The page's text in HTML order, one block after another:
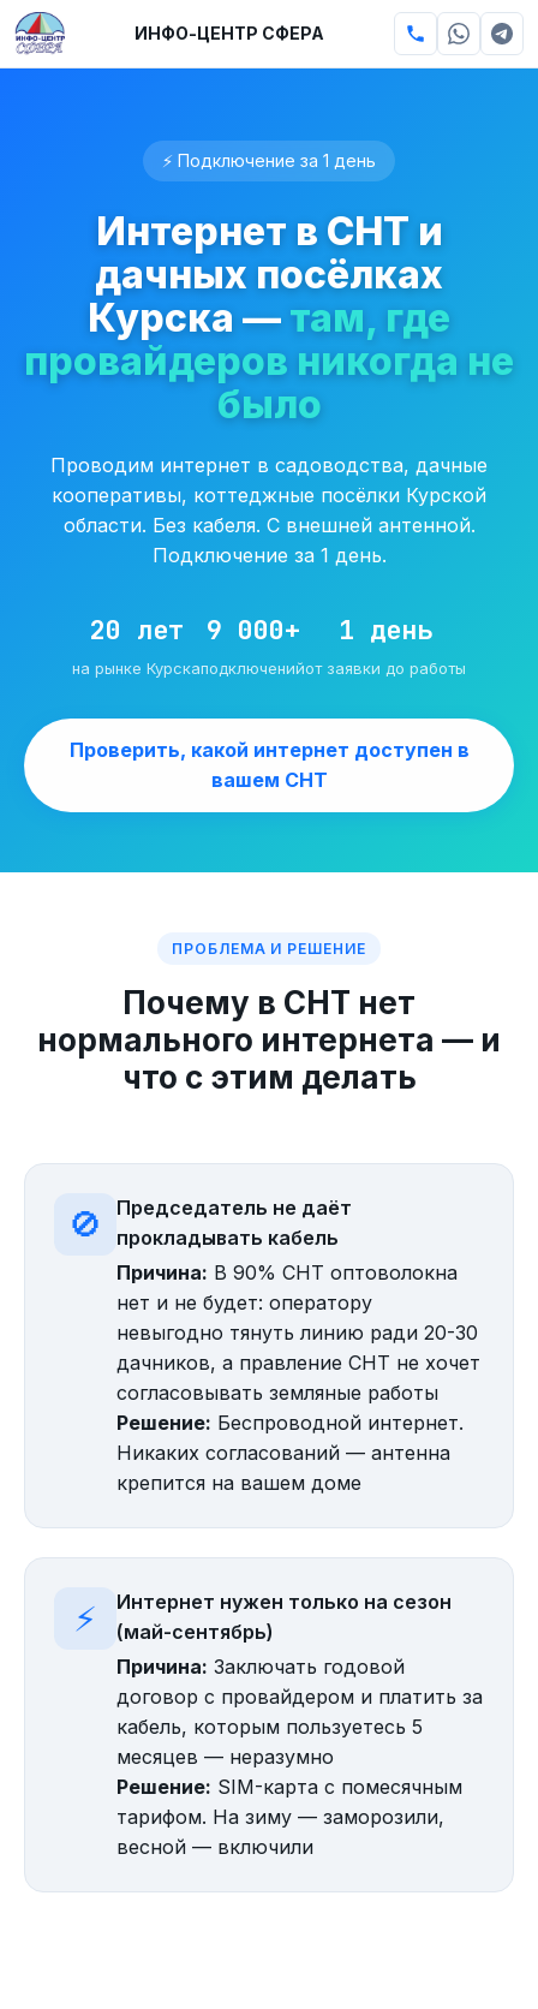
ИНФО-ЦЕНТР СФЕРА
⚡ Подключение за 1 день
Интернет в СНТ и
дачных посёлках
Курска — там, где
провайдеров никогда не
было
Проводим интернет в садоводства, дачные
кооперативы, коттеджные посёлки Курской
области. Без кабеля. С внешней антенной.
Подключение за 1 день.
20 лет
на рынке Курска
9 000+
подключений
1 день
от заявки до работы
Проверить, какой интернет доступен в
вашем СНТ
ПРОБЛЕМА И РЕШЕНИЕ
Почему в СНТ нет
нормального интернета — и
что с этим делать
🚫
Председатель не даёт
прокладывать кабель
Причина: В 90% СНТ оптоволокна
нет и не будет: оператору
невыгодно тянуть линию ради 20-30
дачников, а правление СНТ не хочет
согласовывать земляные работы
Решение: Беспроводной интернет.
Никаких согласований — антенна
крепится на вашем доме
⚡
Интернет нужен только на сезон
(май-сентябрь)
Причина: Заключать годовой
договор с провайдером и платить за
кабель, которым пользуетесь 5
месяцев — неразумно
Решение: SIM-карта с помесячным
тарифом. На зиму — заморозили,
весной — включили